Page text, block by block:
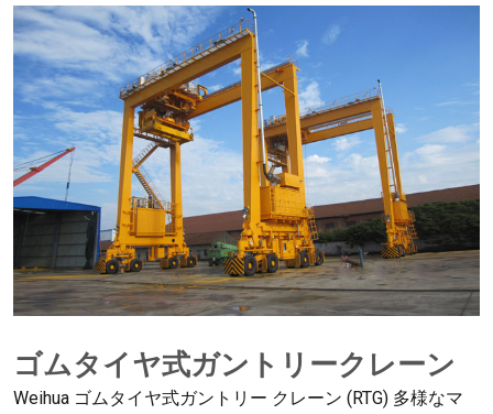
ゴムタイヤ式ガントリークレーン
Weihua ゴムタイヤ式ガントリー クレーン (RTG) 多様なマ